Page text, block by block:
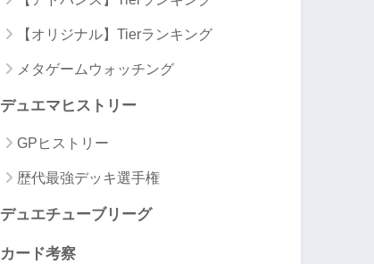
【オリジナル】Tierランキング
メタゲームウォッチング
デュエマヒストリー
GPヒストリー
歴代最強デッキ選手権
デュエチューブリーグ
カード考察